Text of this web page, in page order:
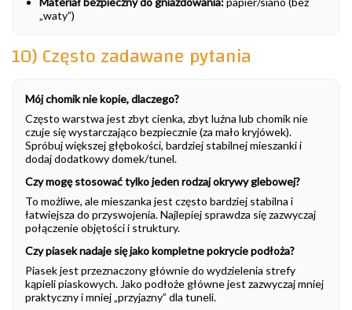
„waty”)
10) Często zadawane pytania
Mój chomik nie kopie, dlaczego?
Często warstwa jest zbyt cienka, zbyt luźna lub chomik nie
czuje się wystarczająco bezpiecznie (za mało kryjówek).
Spróbuj większej głębokości, bardziej stabilnej mieszanki i
dodaj dodatkowy domek/tunel.
Czy mogę stosować tylko jeden rodzaj okrywy glebowej?
To możliwe, ale mieszanka jest często bardziej stabilna i
łatwiejsza do przyswojenia. Najlepiej sprawdza się zazwyczaj
połączenie objętości i struktury.
Czy piasek nadaje się jako kompletne pokrycie podłoża?
Piasek jest przeznaczony głównie do wydzielenia strefy
kąpieli piaskowych. Jako podłoże główne jest zazwyczaj mniej
praktyczny i mniej „przyjazny” dla tuneli.